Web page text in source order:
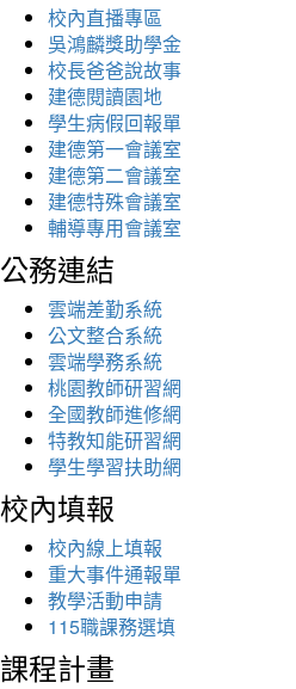
校內直播專區
吳鴻麟獎助學金
校長爸爸說故事
建德閱讀園地
學生病假回報單
建德第一會議室
建德第二會議室
建德特殊會議室
輔導專用會議室
公務連結
雲端差勤系統
公文整合系統
雲端學務系統
桃園教師研習網
全國教師進修網
特教知能研習網
學生學習扶助網
校內填報
校內線上填報
重大事件通報單
教學活動申請
115職課務選填
課程計畫